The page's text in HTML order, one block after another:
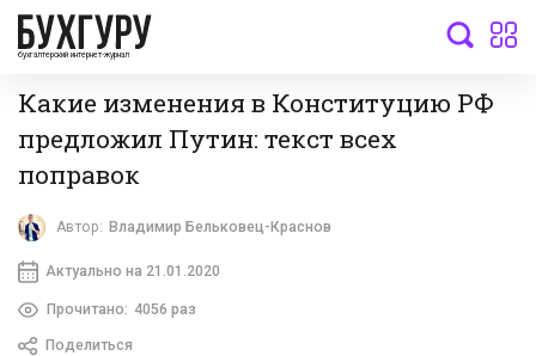
бухгалтерский интернет-журнал
Какие изменения в Конституцию РФ
предложил Путин: текст всех
поправок
Автор: Владимир Бельковец-Краснов
Актуально на 21.01.2020
Прочитано: 4056 раз
Поделиться